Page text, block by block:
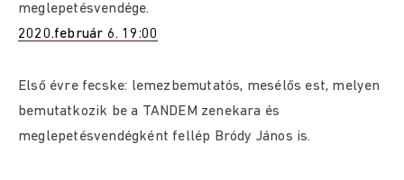
meglepetésvendége.
2020.február 6. 19:00
Első évre fecske: lemezbemutatós, mesélős est, melyen
bemutatkozik be a TANDEM zenekara és
meglepetésvendégként fellép Bródy János is.